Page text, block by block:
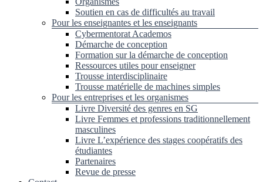
Soutien en cas de difficultés au travail
Pour les enseignantes et les enseignants
Cybermentorat Academos
Démarche de conception
Formation sur la démarche de conception
Ressources utiles pour enseigner
Trousse interdisciplinaire
Trousse matérielle de machines simples
Pour les entreprises et les organismes
Livre Diversité des genres en SG
Livre Femmes et professions traditionnellement
masculines
Livre L’expérience des stages coopératifs des
étudiantes
Partenaires
Revue de presse